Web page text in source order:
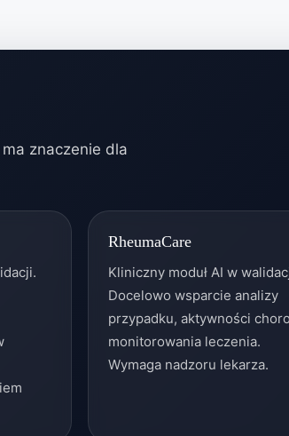
znaczenie dla
RheumaCare
Kliniczny moduł AI w
Docelowo wsparcie analizy
przypadku, aktywności
monitorowania leczenia.
Wymaga nadzoru lekarza.